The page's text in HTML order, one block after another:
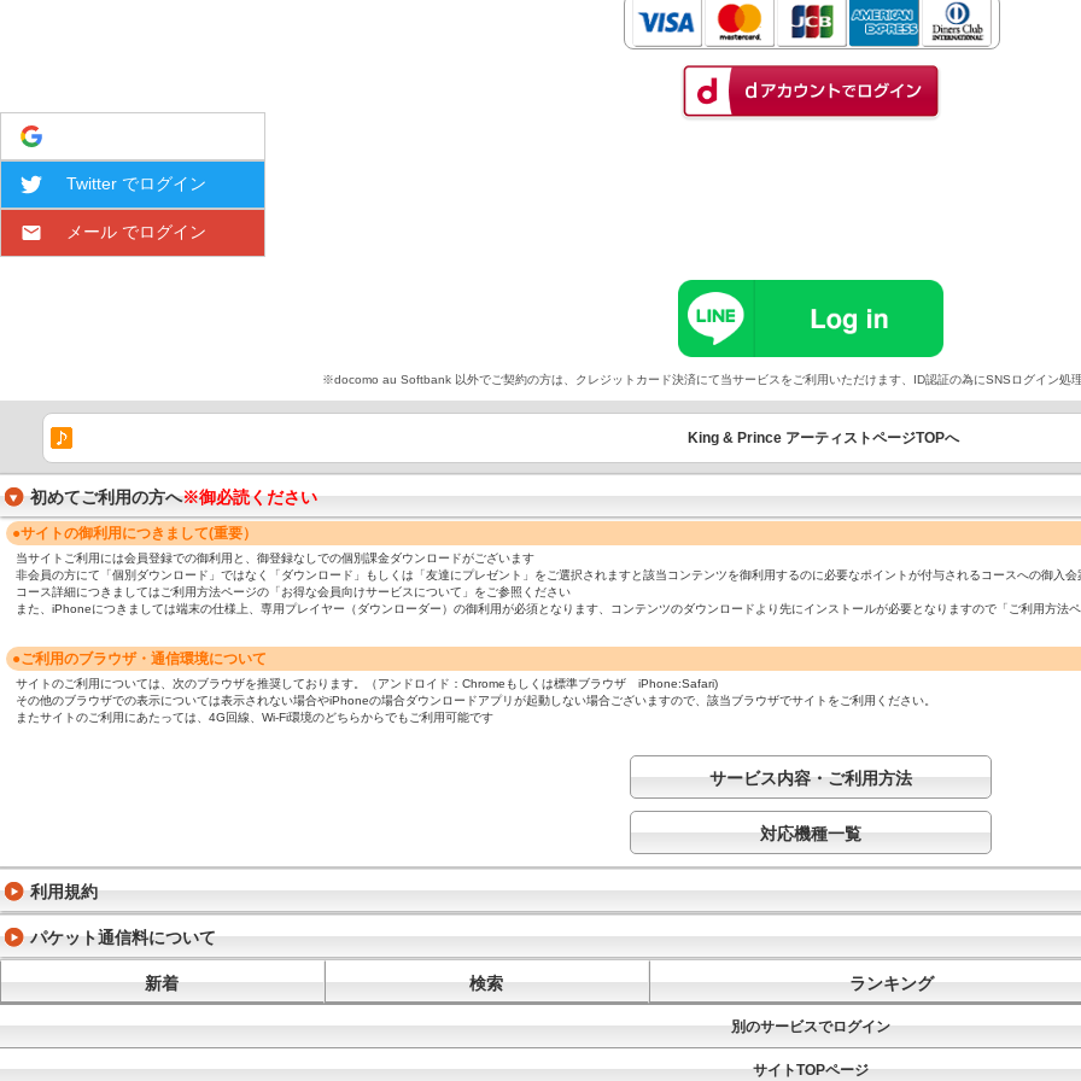
Twitter でログイン
メール でログイン
※docomo au Softbank 以外でご契約の方は、クレジットカード決済にて当サービスをご利用いただけます、ID認証の為にSNSログイン処
King & Prince アーティストページTOPへ
初めてご利用の方へ※御必読ください
●サイトの御利用につきまして(重要）
当サイトご利用には会員登録での御利用と、御登録なしでの個別課金ダウンロードがございます
非会員の方にて「個別ダウンロード」ではなく「ダウンロード」もしくは「友達にプレゼント」をご選択されますと該当コンテンツを御利用するのに必要なポイントが付与されるコースへの御入会
コース詳細につきましてはご利用方法ページの「お得な会員向けサービスについて」をご参照ください
また、iPhoneにつきましては端末の仕様上、専用プレイヤー（ダウンローダー）の御利用が必須となります、コンテンツのダウンロードより先にインストールが必要となりますので「ご利用方法
●ご利用のブラウザ・通信環境について
サイトのご利用については、次のブラウザを推奨しております。（アンドロイド：Chromeもしくは標準ブラウザ iPhone:Safari)
その他のブラウザでの表示については表示されない場合やiPhoneの場合ダウンロードアプリが起動しない場合ございますので、該当ブラウザでサイトをご利用ください。
またサイトのご利用にあたっては、4G回線、Wi-Fi環境のどちらからでもご利用可能です
サービス内容・ご利用方法
対応機種一覧
利用規約
パケット通信料について
新着 検索 ランキング
別のサービスでログイン
サイトTOPページ